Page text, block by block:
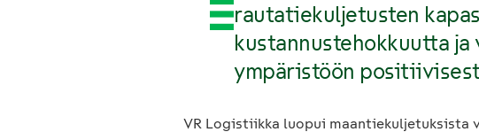
rautatiekuljetusten
kustannustehokkuutta ja
ympäristöön
VR Logistiikka luopui